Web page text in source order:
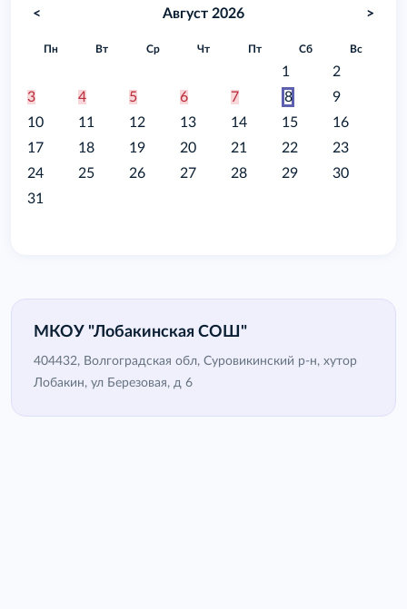
< Август 2026 >
Пн Вт Ср Чт Пт Сб Вс
1
2
3
4 5 6 7 8
9
10
11 12 13 14 15
16
17
18 19 20 21 22
23
24
25 26 27 28 29
30
31
МКОУ "Лобакинская СОШ"
404432, Волгоградская обл, Суровикинский р-н, хутор
Лобакин, ул Березовая, д 6